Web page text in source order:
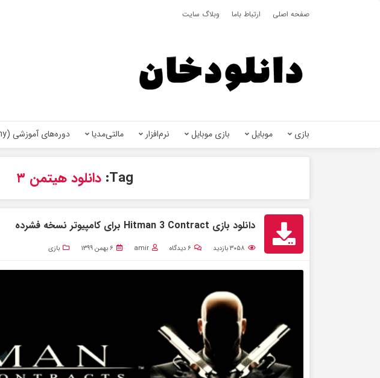
صفحه اصلی ارتباط باما وبلاگ سایت
بازی موبایل بازی موبایل نرم‌افزار مالتی‌مدیا دوره‌های آموزشی (Udemy)
Tag: دانلود هیتمن ۳
دانلود بازی Hitman 3 Contract برای کامپیوتر نسخه فشرده
۳۰۵۸بازدید ۶دیدگاه amir ۶ بهمن ۱۳۹۹ بازی